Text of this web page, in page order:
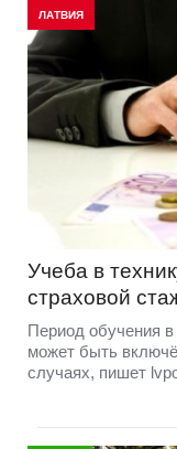
ЛАТВИЯ
Учеба в
страховой
Период обучения в
может быть
случаях, пишет